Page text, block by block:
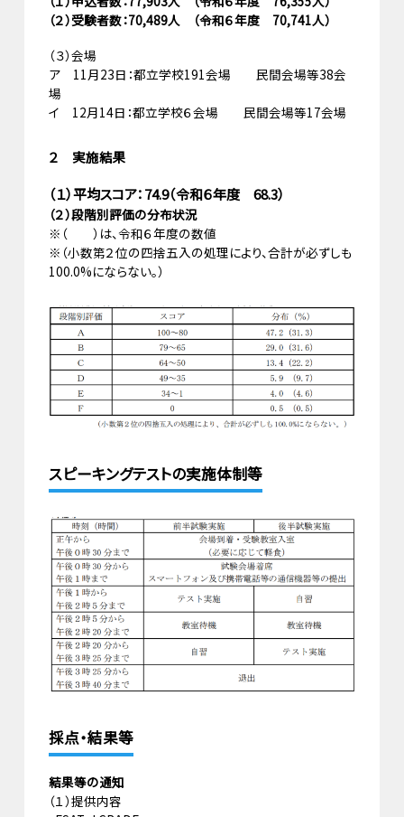
（２）受験者数：70,489人 （令和６年度 70,741人）
（３）会場
ア 11月23日：都立学校191会場 民間会場等38会
場
イ 12月14日：都立学校６会場 民間会場等17会場
２ 実施結果
（１）平均スコア：74.9（令和６年度 68.3）
（２）段階別評価の分布状況
※（ ）は、令和６年度の数値
※（小数第２位の四捨五入の処理により、合計が必ずしも
100.0%にならない。）
スピーキングテストの実施体制等
採点・結果等
結果等の通知
（１）提供内容